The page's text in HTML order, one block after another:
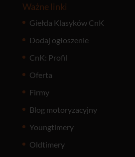
Ważne linki
Giełda Klasyków CnK
Dodaj ogłoszenie
CnK: Profil
Oferta
Firmy
Blog motoryzacyjny
Youngtimery
Oldtimery